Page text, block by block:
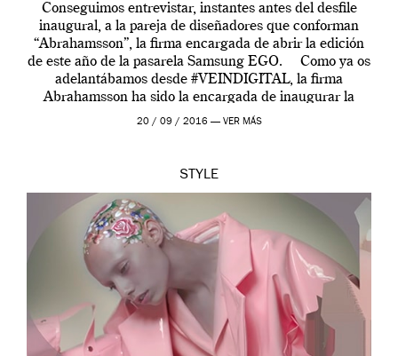
Conseguimos entrevistar, instantes antes del desfile
inaugural, a la pareja de diseñadores que conforman
“Abrahamsson”, la firma encargada de abrir la edición
de este año de la pasarela Samsung EGO. Como ya os
adelantábamos desde #VEINDIGITAL, la firma
Abrahamsson ha sido la encargada de inaugurar la
edición de este año de EGO, la […]
20 / 09 / 2016 — VER MÁS
STYLE